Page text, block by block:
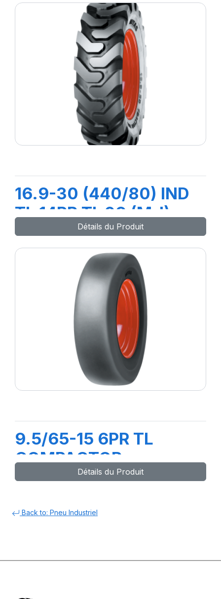
16.9-30 (440/80) IND
TL 14PR TI-09 (M-I)
Détails du Produit
9.5/65-15 6PR TL
COMPACTOR
Détails du Produit
Back to: Pneu Industriel